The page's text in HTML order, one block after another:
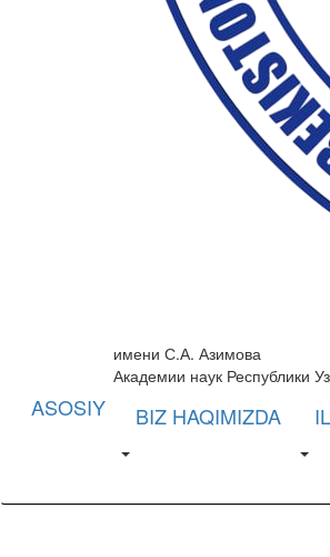
имени С.А. Азимова
Академии наук Республики
ASOSIY BIZ HAQIMIZDA